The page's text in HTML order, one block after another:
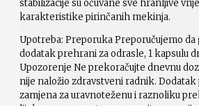
stabilizacije su očuvane sve hranljive
karakteristike pirinčanih mekinja.
Upotreba: Preporuka Preporučujemo da
dodatak prehrani za odrasle, 1 kapsulu
Upozorenje Ne prekoračujte dnevnu
nije naložio zdravstveni radnik.
zamjena za uravnoteženu i raznoliku